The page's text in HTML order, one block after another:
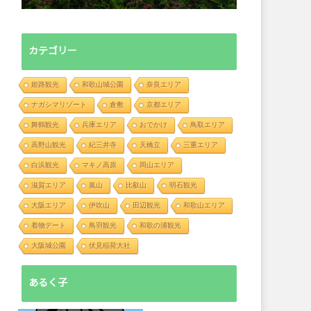
カテゴリー
姫路観光 和歌山城公園 奈良エリア
ナガシマリゾート 倉敷 京都エリア
舞鶴観光 兵庫エリア おでかけ 鳥取エリア
高野山観光 紀三井寺 天橋立 三重エリア
白浜観光 マキノ高原 岡山エリア
滋賀エリア 嵐山 比叡山 明石観光
大阪エリア 伊吹山 田辺観光 和歌山エリア
着物デート 鳥羽観光 和歌の浦観光
大阪城公園 伏見稲荷大社
あるく子